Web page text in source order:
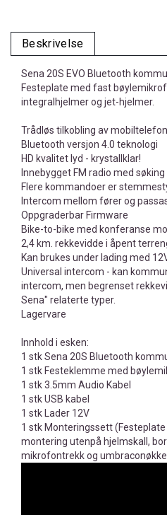
Beskrivelse
Sena 20S EVO Bluetooth
Festeplate med fast
integralhjelmer og jet-hjelmer.
Trådløs tilkobling av
Bluetooth versjon 4.0 teknologi
HD kvalitet lyd - krystallklar!
Innebygget FM radio med
Flere kommandoer er
Intercom mellom fører og
Oppgraderbar Firmware
Bike-to-bike med konferanse
2,4 km. rekkevidde i åpent
Kan brukes under lading med
Universal intercom - kan
intercom, men begrenset
Sena" relaterte typer.
Lagervare
Innhold i esken:
1 stk Sena 20S Bluetooth
1 stk Festeklemme med
1 stk 3.5mm Audio Kabel
1 stk USB kabel
1 stk Lader 12V
1 stk Monteringssett
montering utenpå hjelmskall,
mikrofontrekk og